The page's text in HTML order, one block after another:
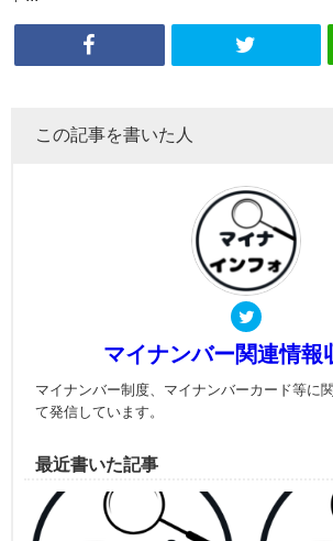
この記事を書いた人
マイナンバー関連情報
マイナンバー制度、マイナンバーカード等に
て発信しています。
最近書いた記事